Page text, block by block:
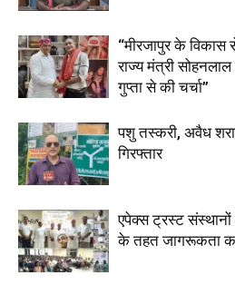
“मीरजापुर के
राज्य मंत्री
गुप्ता से की चर्चा”
पशु तस्करी, अवैध
गिरफ्तार
एपेक्स ट्रस्ट
के तहत जागरूकता